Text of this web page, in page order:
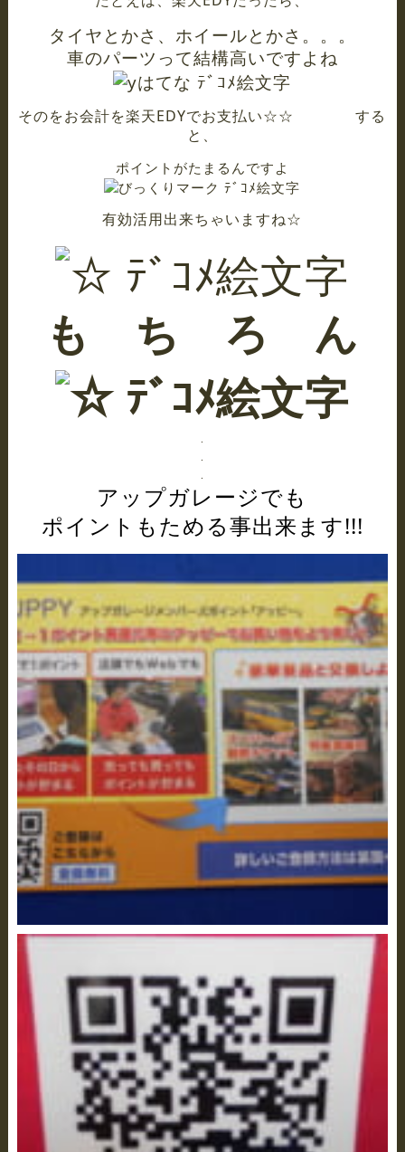
タイヤとかさ、ホイールとかさ。。。
車のパーツって結構高いですよね
そのをお会計を楽天EDYでお支払い☆☆する
と、
ポイントがたまるんですよ
有効活用出来ちゃいますね☆
も ち ろ ん
.
.
.
アップガレージでも
ポイントもためる事出来ます!!!